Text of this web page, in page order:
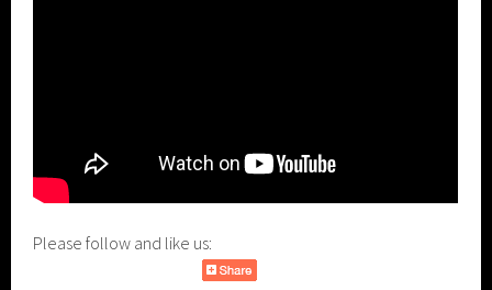
Please follow and like us: